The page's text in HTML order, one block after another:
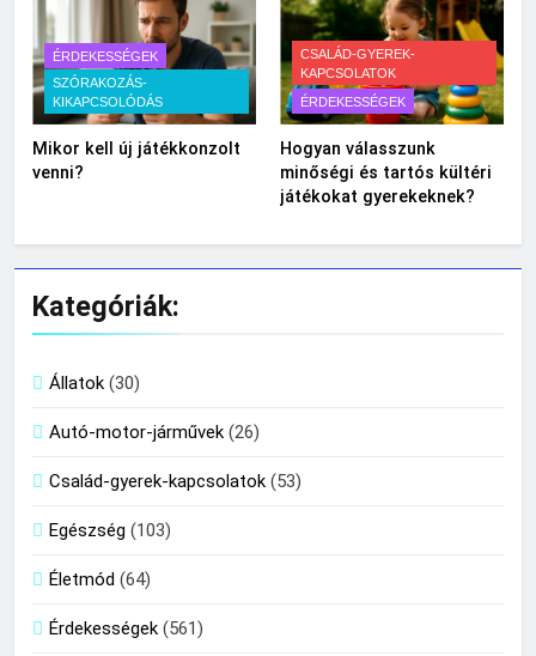
ÉRDEKESSÉGEK
SZÓRAKOZÁS-
KIKAPCSOLÓDÁS
Mikor kell új játékkonzolt
venni?
CSALÁD-GYEREK-
KAPCSOLATOK
ÉRDEKESSÉGEK
Hogyan válasszunk
minőségi és tartós kültéri
játékokat gyerekeknek?
Kategóriák:
Állatok (30)
Autó-motor-járművek (26)
Család-gyerek-kapcsolatok (53)
Egészség (103)
Életmód (64)
Érdekességek (561)